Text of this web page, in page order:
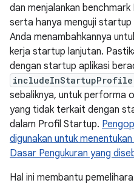
dan menjalankan
serta hanya menguji startup
Anda menambahkannya
kerja startup lanjutan.
dengan startup aplikasi
includeInStartupProfile
sebaliknya, untuk performa
yang tidak terkait dengan
dalam Profil Startup.
digunakan untuk
Dasar Pengukuran yang
Hal ini membantu